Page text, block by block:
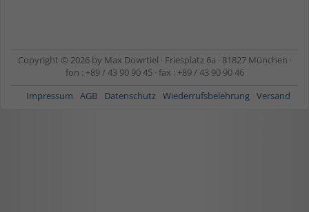
Copyright © 2026 by Max Dowrtiel · Friesplatz 6a · 81827 München ·
fon : +89 / 43 90 90 45 · fax : +89 / 43 90 90 46
Impressum
AGB Datenschutz Wiederrufsbelehrung Versand